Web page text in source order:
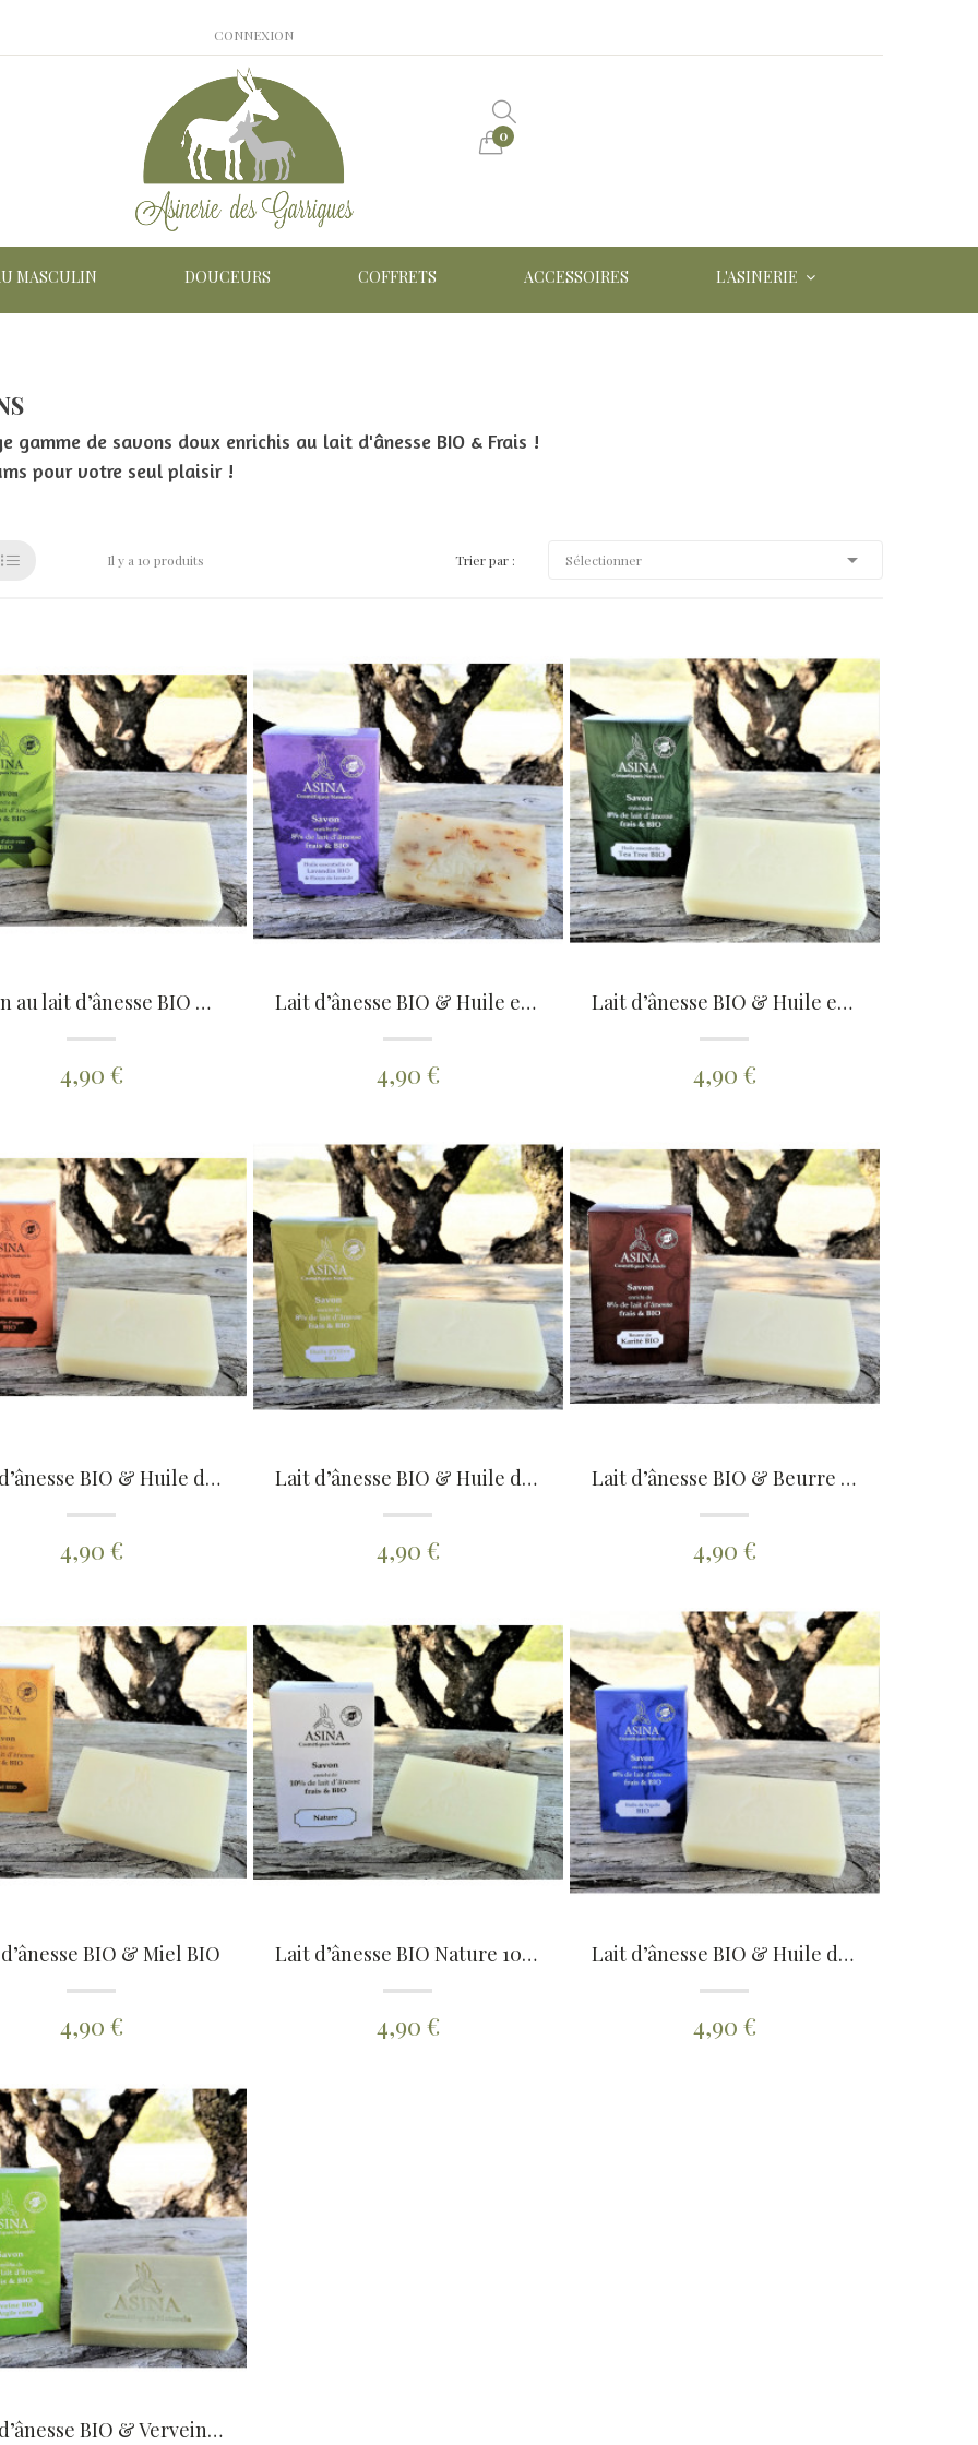
CONNEXION
0
MASCULIN DOUCEURS COFFRETS ACCESSOIRES L'ASINERIE
gamme de savons doux enrichis au lait d'ânesse BIO & Frais !
pour votre seul plaisir !
Il y a 10 produits Trier par : Sélectionner 
Savon au lait d’ânesse BIO & Pulpe d’Aloé Véra BIO
4,90 €
Lait d’ânesse BIO & Huile essentielle de Lavandin + Fleurs de lavande BIO
4,90 €
Lait d’ânesse BIO & Huile essentielle de Tea Tree (Arbre à thé) BIO
4,90 €
Lait d’ânesse BIO & Huile d’Argan BIO
4,90 €
Lait d’ânesse BIO & Huile d’Olive BIO
4,90 €
Lait d’ânesse BIO & Beurre de Karité BIO
4,90 €
BIO & Miel BIO
4,90 €
Lait d’ânesse BIO Nature 100g
4,90 €
Lait d’ânesse BIO & Huile de Nigelle (cumin noir) BIO
4,90 €
Lait d’ânesse BIO & Verveine + Argile verte BIO